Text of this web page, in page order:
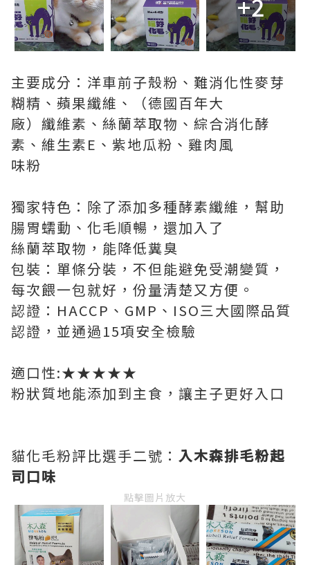
主要成分：洋車前子殼粉、難消化性麥芽
糊精、蘋果纖維、（德國百年大
廠）纖維素、絲蘭萃取物、綜合消化酵
素、維生素E、紫地瓜粉、雞肉風
味粉
獨家特色：除了添加多種酵素纖維，幫助
腸胃蠕動、化毛順暢，還加入了
絲蘭萃取物，能降低糞臭
包裝：單條分裝，不但能避免受潮變質，
每次餵一包就好，份量清楚又方便。
認證：HACCP、GMP、ISO三大國際品質
認證，並通過15項安全檢驗
適口性:★★★★★
粉狀質地能添加到主食，讓主子更好入口
貓化毛粉評比選手二號： 入木森排毛粉起
司口味
點擊圖片放大